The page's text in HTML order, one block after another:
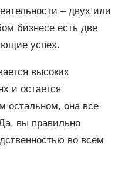
– двух или
бизнесе есть две
успех.
высоких
и остается
остальном, она все
вы правильно
во всем